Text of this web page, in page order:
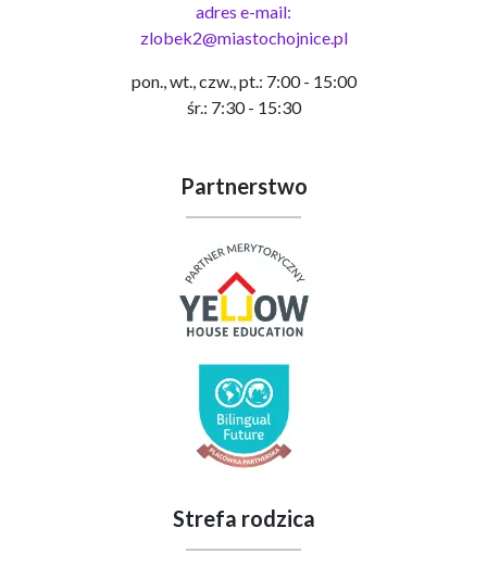
adres e-mail:
zlobek2@miastochojnice.pl
pon., wt., czw., pt.: 7:00 - 15:00
śr.: 7:30 - 15:30
Partnerstwo
Strefa rodzica